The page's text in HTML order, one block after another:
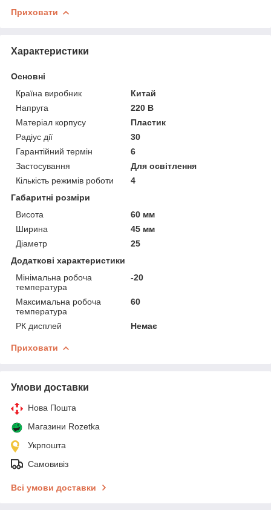
Приховати
Характеристики
Основні
Країна виробник
Китай
Напруга
220 В
Матеріал корпусу
Пластик
Радіус дії
30
Гарантійний термін
6
Застосування
Для освітлення
Кількість режимів роботи
4
Габаритні розміри
Висота
60 мм
Ширина
45 мм
Діаметр
25
Додаткові характеристики
Мінімальна робоча
температура
-20
Максимальна робоча
температура
60
РК дисплей Немає
Приховати
Умови доставки
Нова Пошта
Магазини Rozetka
Укрпошта
Самовивіз
Всі умови доставки